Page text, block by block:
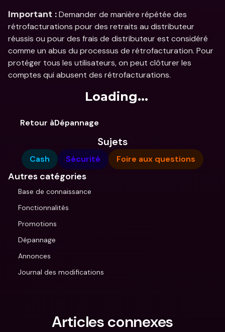
Important : Demander de manière répétée des
rétrofacturations pour des retraits au distributeur
réussis ou pour des frais de distributeur est considéré
comme un abus du processus de rétrofacturation. Pour
protéger tous les utilisateurs, on peut clôturer les
comptes qui abusent des rétrofacturations.
Loading...
Retour àDépannage
Sujets
Cash Sécurité Foire aux questions
Autres catégories
Base de connaissance
Fonctionnalités
Promotions
Dépannage
Annonces
Journal des modifications
Articles connexes